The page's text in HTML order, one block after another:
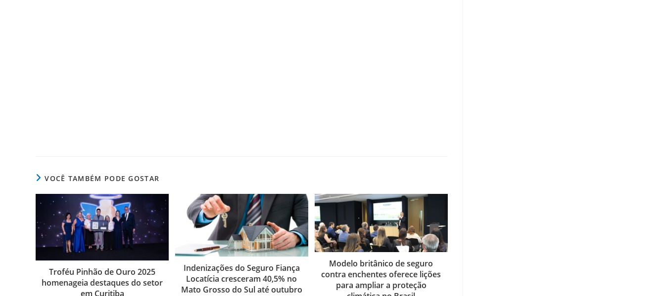
VOCÊ TAMBÉM PODE GOSTAR
Troféu Pinhão de Ouro 2025
homenageia destaques do setor
em Curitiba
Indenizações do Seguro Fiança
Locatícia cresceram 40,5% no
Mato Grosso do Sul até outubro
Modelo britânico de seguro
contra enchentes oferece lições
para ampliar a proteção